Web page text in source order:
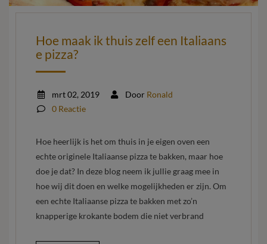
Hoe maak ik thuis zelf een Italiaans
e pizza?
mrt 02, 2019 Door Ronald
0 Reactie
Hoe heerlijk is het om thuis in je eigen oven een
echte originele Italiaanse pizza te bakken, maar hoe
doe je dat? In deze blog neem ik jullie graag mee in
hoe wij dit doen en welke mogelijkheden er zijn. Om
een echte Italiaanse pizza te bakken met zo’n
knapperige krokante bodem die niet verbrand